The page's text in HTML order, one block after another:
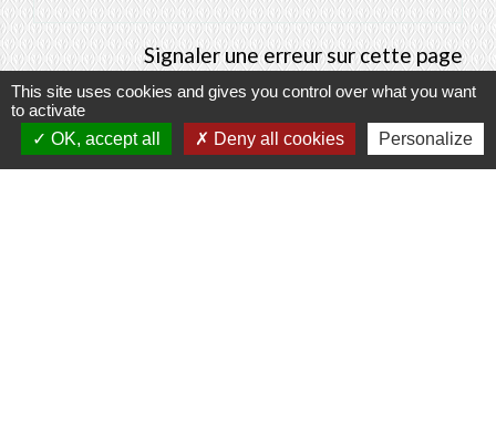
Signaler une erreur sur cette page
Contacts
This site uses cookies and gives you control over what you want
to activate
OK, accept all
Deny all cookies Personalize